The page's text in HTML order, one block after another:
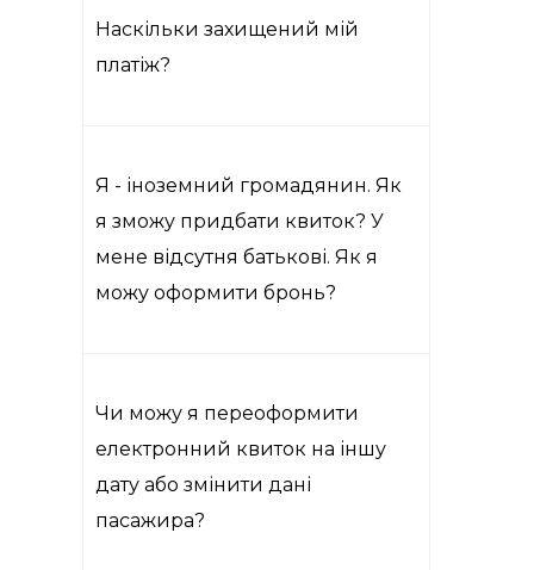
Наскільки захищений мій
платіж?
Я - іноземний громадянин. Як
я зможу придбати квиток? У
мене відсутня батькові. Як я
можу оформити бронь?
Чи можу я переоформити
електронний квиток на іншу
дату або змінити дані
пасажира?